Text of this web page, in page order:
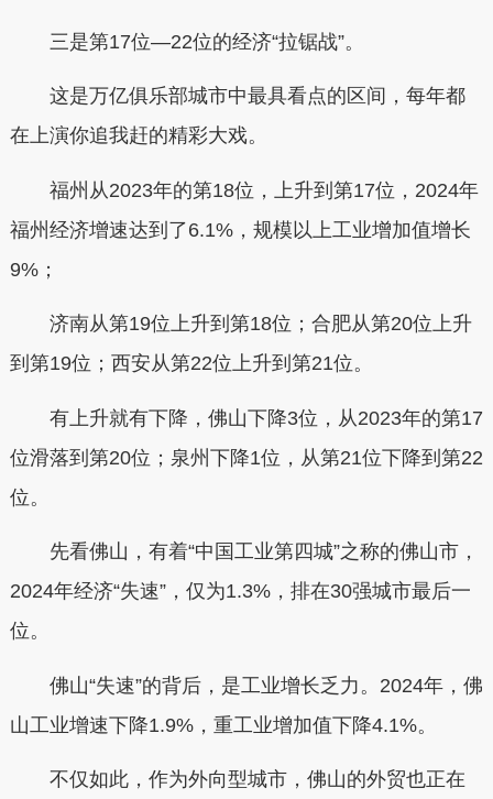
三是第17位—22位的经济“拉锯战”。
这是万亿俱乐部城市中最具看点的区间，每年都
在上演你追我赶的精彩大戏。
福州从2023年的第18位，上升到第17位，2024年
福州经济增速达到了6.1%，规模以上工业增加值增长
9%；
济南从第19位上升到第18位；合肥从第20位上升
到第19位；西安从第22位上升到第21位。
有上升就有下降，佛山下降3位，从2023年的第17
位滑落到第20位；泉州下降1位，从第21位下降到第22
位。
先看佛山，有着“中国工业第四城”之称的佛山市，
2024年经济“失速”，仅为1.3%，排在30强城市最后一
位。
佛山“失速”的背后，是工业增长乏力。2024年，佛
山工业增速下降1.9%，重工业增加值下降4.1%。
不仅如此，作为外向型城市，佛山的外贸也正在